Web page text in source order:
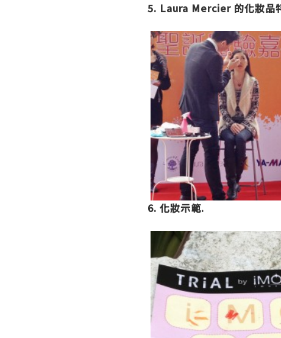
5. Laura Mercier 的化妝品
6. 化妝示範.